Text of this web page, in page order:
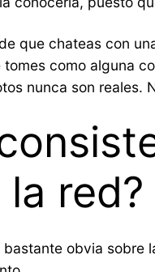
que chateas con
como alguna
nunca son reales.
red?
obvia